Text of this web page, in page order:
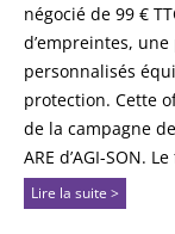
négocié de 99 €
d’empreintes,
personnalisés
protection. Cette
de la campagne
ARE d’AGI-SON.
Lire la suite >